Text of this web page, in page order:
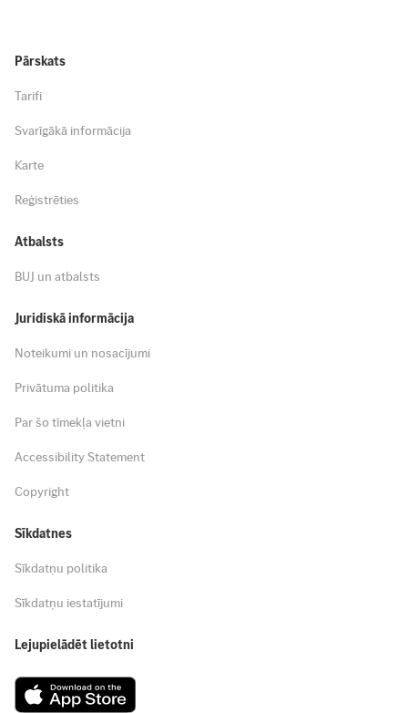
Pārskats
Tarifi
Svarīgākā informācija
Karte
Reģistrēties
Atbalsts
BUJ un atbalsts
Juridiskā informācija
Noteikumi un nosacījumi
Privātuma politika
Par šo tīmekļa vietni
Accessibility Statement
Copyright
Sīkdatnes
Sīkdatņu politika
Sīkdatņu iestatījumi
Lejupielādēt lietotni